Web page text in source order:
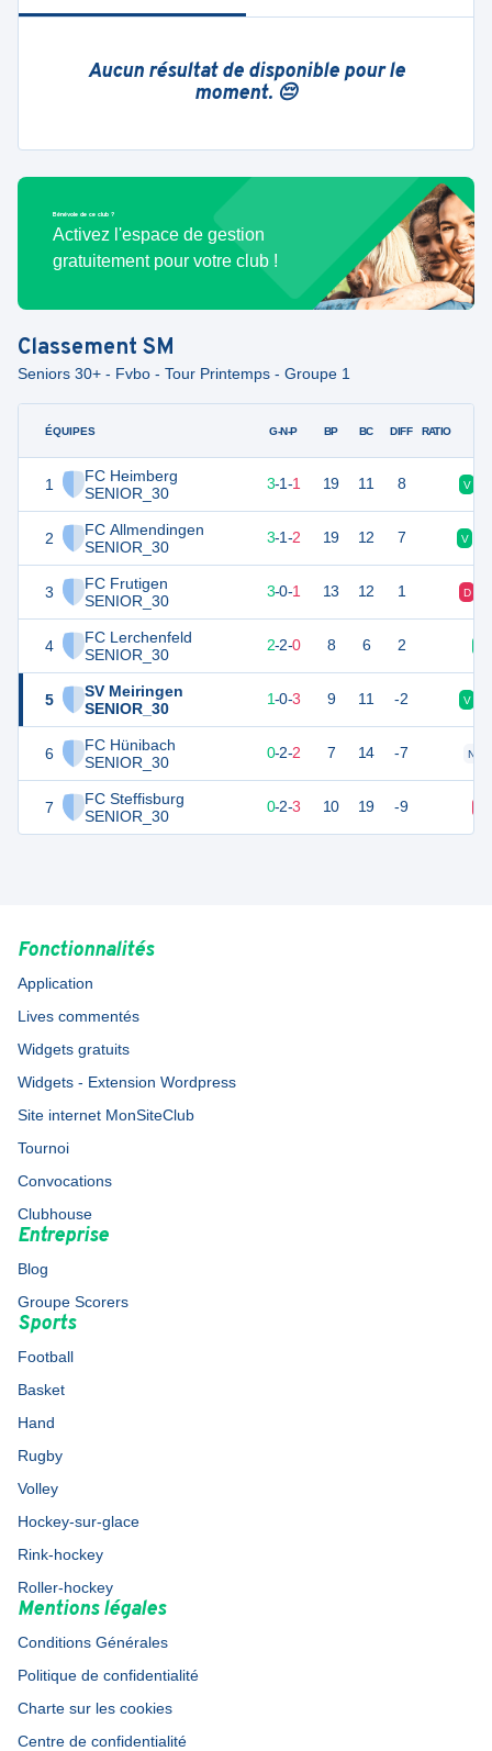
Aucun résultat de disponible pour le
moment. 😔
Bénévole de ce club ?
Activez l'espace de gestion
gratuitement pour votre club !
Classement SM
Seniors 30+ - Fvbo - Tour Printemps - Groupe 1
ÉQUIPES
1
FC Heimberg
SENIOR_30
2
FC Allmendingen
SENIOR_30
3
FC Frutigen
SENIOR_30
4
FC Lerchenfeld
SENIOR_30
5
SV Meiringen
SENIOR_30
6
FC Hünibach
SENIOR_30
7
FC Steffisburg
SENIOR_30
G-N-P BP BC DIFF RATIO
3-1-1 19 11 8 V
10 3-1-2 19 12 7 V
3-0-1 13 12 1 D
2-2-0 8 6 2
1-0-3 9 11 -2 V
0-2-2 7 14 -7 N
0-2-3 10 19 -9
Fonctionnalités
Application
Lives commentés
Widgets gratuits
Widgets - Extension Wordpress
Site internet MonSiteClub
Tournoi
Convocations
Clubhouse
Entreprise
Blog
Groupe Scorers
Sports
Football
Basket
Hand
Rugby
Volley
Hockey-sur-glace
Rink-hockey
Roller-hockey
Mentions légales
Conditions Générales
Politique de confidentialité
Charte sur les cookies
Centre de confidentialité